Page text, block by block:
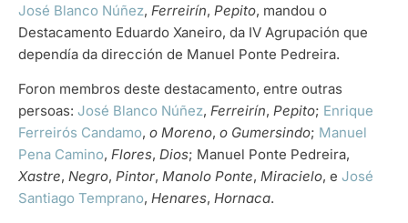
José Blanco Núñez, Ferreirín, Pepito, mandou o
Destacamento Eduardo Xaneiro, da IV Agrupación que
dependía da dirección de Manuel Ponte Pedreira.
Foron membros deste destacamento, entre outras
persoas: José Blanco Núñez, Ferreirín, Pepito; Enrique
Ferreirós Candamo, o Moreno, o Gumersindo; Manuel
Pena Camino, Flores, Dios; Manuel Ponte Pedreira,
Xastre, Negro, Pintor, Manolo Ponte, Miracielo, e José
Santiago Temprano, Henares, Hornaca.